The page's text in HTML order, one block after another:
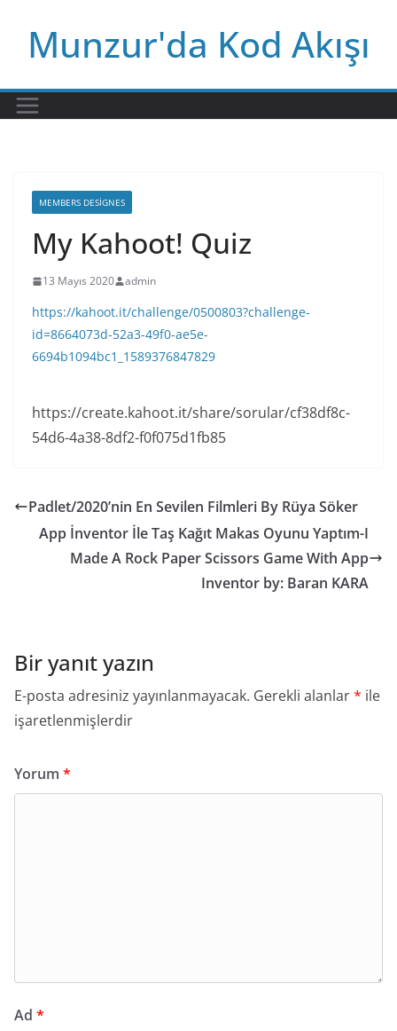
contentMunzur'da Kod Akışı
MEMBERS DESIGNES
My Kahoot! Quiz
13 Mayıs 2020 admin
https://kahoot.it/challenge/0500803?challenge-
id=8664073d-52a3-49f0-ae5e-
6694b1094bc1_1589376847829
https://create.kahoot.it/share/sorular/cf38df8c-
54d6-4a38-8df2-f0f075d1fb85
Padlet/2020’nin En Sevilen Filmleri By Rüya Söker
App İnventor İle Taş Kağıt Makas Oyunu Yaptım-I
Made A Rock Paper Scissors Game With App
Inventor by: Baran KARA
Bir yanıt yazın
E-posta adresiniz yayınlanmayacak. Gerekli alanlar* ile
işaretlenmişlerdir
Yorum *
Ad *